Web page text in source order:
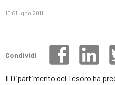
10 Giugno 2011
Condividi
Il Dipartimento del Tesoro ha